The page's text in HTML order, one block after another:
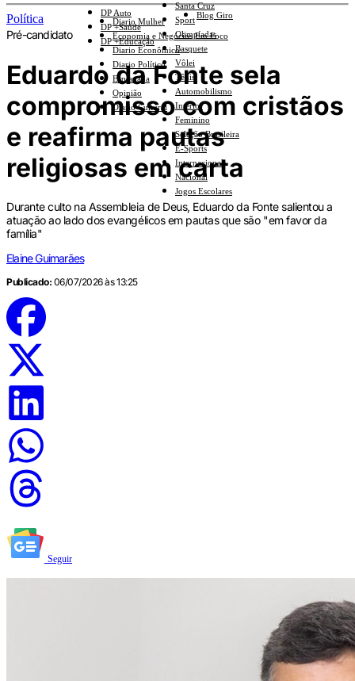
Santa Cruz
Sport
Olimpíadas
Basquete
Vôlei
Tênis
Automobilismo
Interior
Feminino
Seleção Brasileira
E-Sports
Internacional
Nacional
Jogos Escolares
DP Auto
DP +Saúde
DP +Educação
Diario Mulher
Economia e Negócios Em Foco
Diario Econômico
Diario Político
Esplanada
Opinião
Diario Cultural
Blog Giro
Política
Pré-candidato
Eduardo da Fonte sela
compromisso com cristãos
e reafirma pautas
religiosas em carta
Durante culto na Assembleia de Deus, Eduardo da Fonte salientou a
atuação ao lado dos evangélicos em pautas que são "em favor da
família"
Elaine Guimarães
Publicado: 06/07/2026 às 13:25
Seguir